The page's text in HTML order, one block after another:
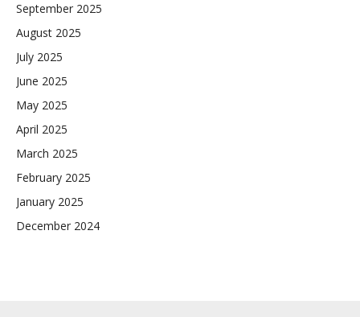
September 2025
August 2025
July 2025
June 2025
May 2025
April 2025
March 2025
February 2025
January 2025
December 2024